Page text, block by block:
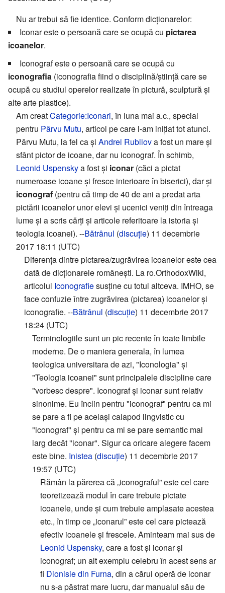
Nu ar trebui să fie identice. Conform dicționarelor:
Iconar este o persoană care se ocupă cu pictarea
icoanelor.
Iconograf este o persoană care se ocupă cu
iconografia (iconografia fiind o disciplină/știință care se
ocupă cu studiul operelor realizate în pictură, sculptură și
alte arte plastice).
Am creatCategorie:Iconari, în luna mai a.c., special
pentru Pârvu Mutu, articol pe care l-am inițiat tot atunci.
Pârvu Mutu, la fel ca și Andrei Rubliova fost un mare și
sfânt pictor de icoane, dar nu iconograf. În schimb,
Leonid Uspenskya fost și iconar (căci a pictat
numeroase icoane și fresce interioare în biserici), dar și
iconograf (pentru că timp de 40 de ani a predat arta
pictării icoanelor unor elevi și ucenici veniți din întreaga
lume și a scris cărți și articole referitoare la istoria și
teologia icoanei). --Bătrânul (discuție) 11 decembrie
2017 18:11 (UTC)
Diferența dintre pictarea/zugrăvirea icoanelor este cea
dată de dicționarele românești. La ro.OrthodoxWiki,
articolul Iconografiesusține cu totul altceva. IMHO, se
face confuzie între zugrăvirea (pictarea) icoanelor și
iconografie. --Bătrânul (discuție) 11 decembrie 2017
18:24 (UTC)
Terminologiile sunt un pic recente în toate limbile
moderne. De o maniera generala, în lumea
teologica universitara de azi, "Iconologia" și
"Teologia icoanei" sunt principalele discipline care
"vorbesc despre". Iconograf și iconar sunt relativ
sinonime. Eu înclin pentru "iconograf" pentru ca mi
se pare a fi pe același calapod lingvistic cu
"iconograf" și pentru ca mi se pare semantic mai
larg decât "iconar". Sigur ca oricare alegere facem
este bine. Inistea (discuție) 11 decembrie 2017
19:57 (UTC)
Rămân la părerea că „iconograful” este cel care
teoretizează modul în care trebuie pictate
icoanele, unde și cum trebuie amplasate acestea
etc., în timp ce „iconarul” este cel care pictează
efectiv icoanele și frescele. Aminteam mai sus de
Leonid Uspensky, care a fost și iconar și
iconograf; un alt exemplu celebru în acest sens ar
fi Dionisie din Furna, din a cărui operă de iconar
nu s-a păstrat mare lucru, dar manualul său de